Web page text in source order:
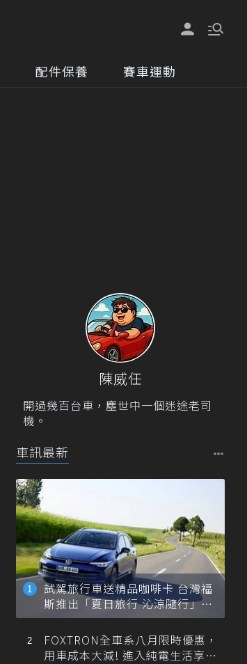
配件保養 賽車運動
陳威任
開過幾百台車，塵世中一個迷途老司
機。
車訊最新
試駕旅行車送精品咖啡卡 台灣福
斯推出「夏日旅行 沁涼隨行」活
動
FOXTRON全車系八月限時優惠，
用車成本大減! 進入純電生活享